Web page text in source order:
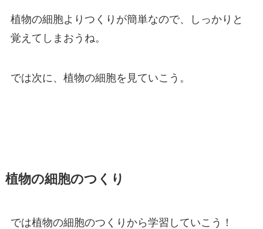
植物の細胞よりつくりが簡単なので、しっかりと
覚えてしまおうね。
では次に、植物の細胞を見ていこう。
植物の細胞のつくり
では植物の細胞のつくりから学習していこう！